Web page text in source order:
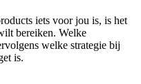
iets voor jou is, is het
bereiken. Welke
welke strategie bij
is.